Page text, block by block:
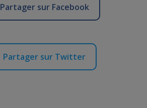
Partager sur Facebook
Partager sur Twitter